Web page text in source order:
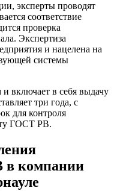
эксперты проводят
соответствие
проверка
Экспертиза
и нацелена на
системы
включает в себя выдачу
три года, с
для контроля
ГОСТ РВ.
в компании